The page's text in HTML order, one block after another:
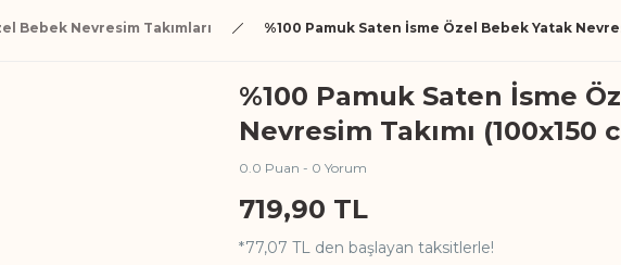
Bebek Nevresim Takımları %100 Pamuk Saten İsme Özel Bebek Yatak
%100 Pamuk Saten İsme
Nevresim Takımı (100x150
0.0 Puan - 0 Yorum
719,90 TL
*77,07 TL den başlayan taksitlerle!